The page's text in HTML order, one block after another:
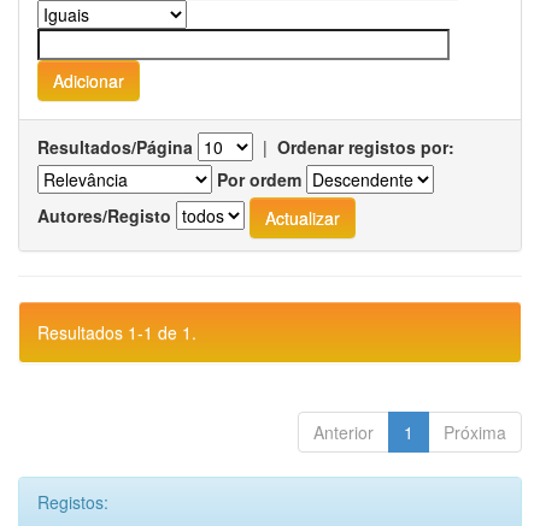
Resultados/Página | Ordenar registos por:
Por ordem
Autores/Registo
Resultados 1-1 de 1.
Anterior 1 Próxima
Registos: